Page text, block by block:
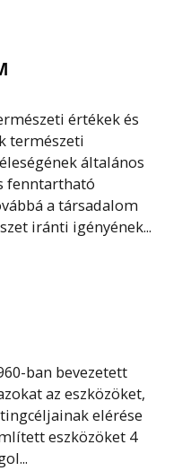
értékek és
természeti
általános
fenntartható
a társadalom
iránti igényének...
ban bevezetett
az eszközöket,
elérése
eszközöket 4